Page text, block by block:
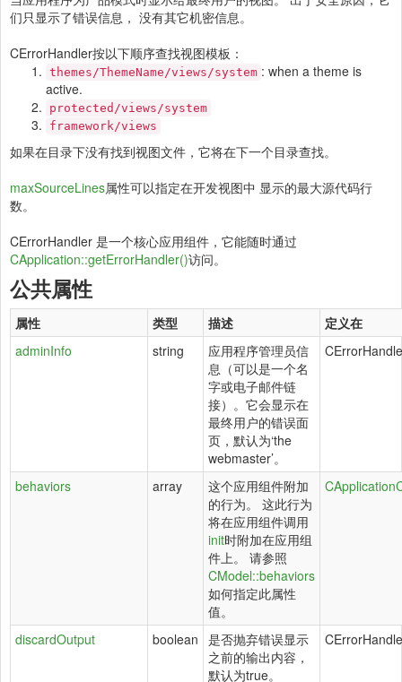
们只显示了错误信息， 没有其它机密信息。
CErrorHandler按以下顺序查找视图模板：
themes/ThemeName/views/system : when a theme is
active.
protected/views/system
framework/views
如果在目录下没有找到视图文件，它将在下一个目录查找。
maxSourceLines属性可以指定在开发视图中 显示的最大源代码行
数。
CErrorHandler 是一个核心应用组件，它能随时通过
CApplication::getErrorHandler()访问。
公共属性
属性 类型 描述
定义在
adminInfo
string
应用程序管理员信
息（可以是一个名
字或电子邮件链
接）。它会显示在
最终用户的错误面
页，默认为‘the
webmaster’。
behaviors array
这个应用组件附加
的行为。 这此行为
将在应用组件调用
init时附加在应用组
件上。 请参照
CModel::behaviors
如何指定此属性
值。
discardOutput boolean 是否抛弃错误显示
之前的输出内容，
默认为true。